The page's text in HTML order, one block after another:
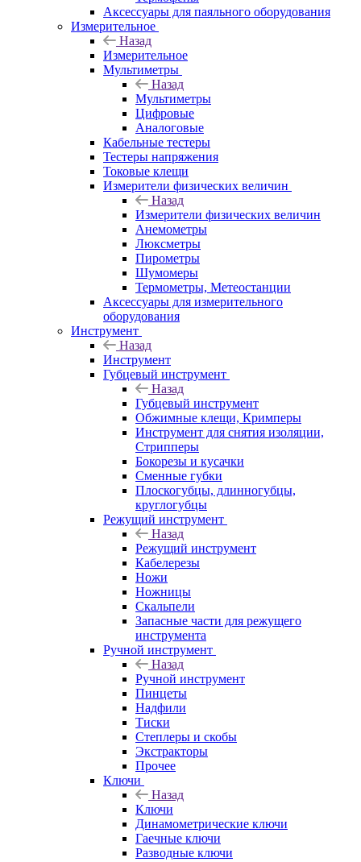
Аксессуары для паяльного оборудования
Измерительное
Назад
Измерительное
Мультиметры
Назад
Мультиметры
Цифровые
Аналоговые
Кабельные тестеры
Тестеры напряжения
Токовые клещи
Измерители физических величин
Назад
Измерители физических величин
Анемометры
Люксметры
Пирометры
Шумомеры
Термометры, Метеостанции
Аксессуары для измерительного
оборудования
Инструмент
Назад
Инструмент
Губцевый инструмент
Назад
Губцевый инструмент
Обжимные клещи, Кримперы
Инструмент для снятия изоляции,
Стрипперы
Бокорезы и кусачки
Сменные губки
Плоскогубцы, длинногубцы,
круглогубцы
Режущий инструмент
Назад
Режущий инструмент
Кабелерезы
Ножи
Ножницы
Скальпели
Запасные части для режущего
инструмента
Ручной инструмент
Назад
Ручной инструмент
Пинцеты
Надфили
Тиски
Степлеры и скобы
Экстракторы
Прочее
Ключи
Назад
Ключи
Динамометрические ключи
Гаечные ключи
Разводные ключи